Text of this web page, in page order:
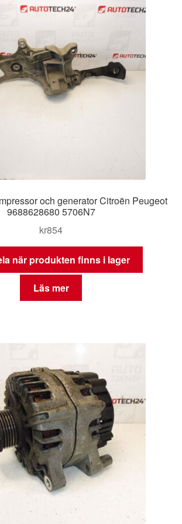
och generator Citroën Peugeot
9688628680 5706N7
kr854
när produkten finns i lager
Läs mer